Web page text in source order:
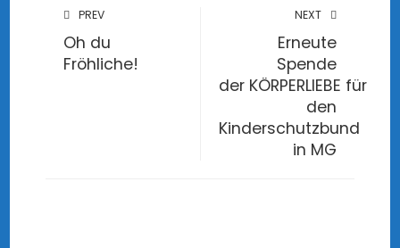
PREV
Oh du
Fröhliche!
NEXT
Erneute
Spende
der KÖRPERLIEBE für
den
Kinderschutzbund
in MG